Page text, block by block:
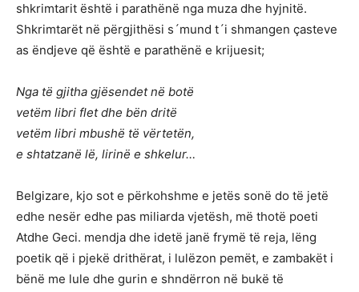
shkrimtarit është i parathënë nga muza dhe hyjnitë.
Shkrimtarët në përgjithësi s´mund t´i shmangen çasteve
as ëndjeve që është e parathënë e krijuesit;
Nga të gjitha gjësendet në botë
vetëm libri flet dhe bën dritë
vetëm libri mbushë të vërtetën,
e shtatzanë lë, lirinë e shkelur…
Belgizare, kjo sot e përkohshme e jetës sonë do të jetë
edhe nesër edhe pas miliarda vjetësh, më thotë poeti
Atdhe Geci. mendja dhe idetë janë frymë të reja, lëng
poetik që i pjekë drithërat, i lulëzon pemët, e zambakët i
bënë me lule dhe gurin e shndërron në bukë të